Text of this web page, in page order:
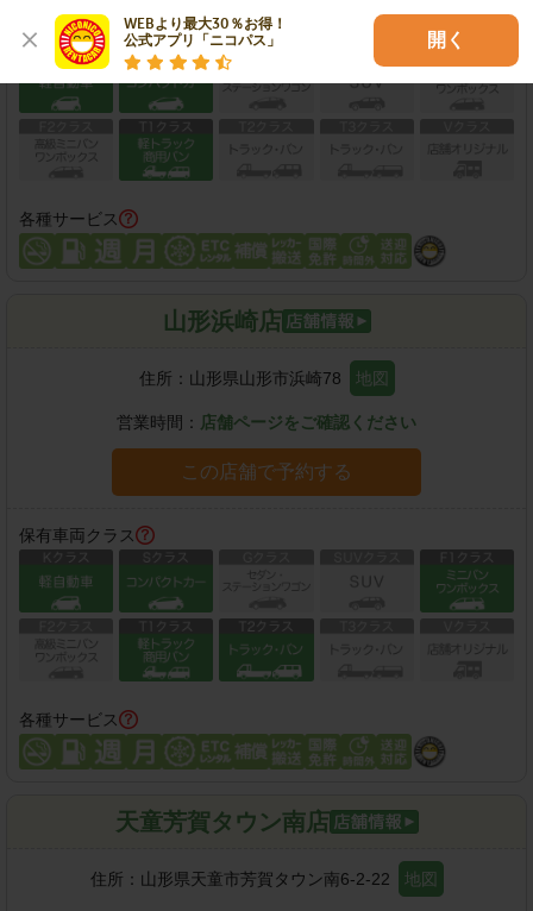
WEBより最大30％お得！
公式アプリ「ニコパス」
開く
保有車両クラス
各種サービス
山形浜崎店
住所： 山形県山形市浜崎78 地図
営業時間： 店舗ページをご確認ください
この店舗で予約する
保有車両クラス
各種サービス
天童芳賀タウン南店
住所： 山形県天童市芳賀タウン南6-2-22 地図